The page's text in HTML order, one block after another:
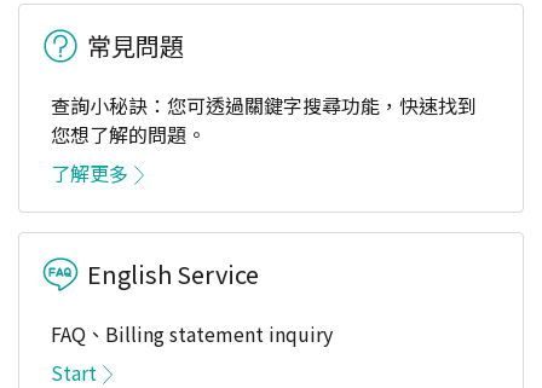
常見問題
查詢小秘訣：您可透過關鍵字搜尋功能，快速找到
您想了解的問題。
了解更多
English Service
FAQ、Billing statement inquiry
Start